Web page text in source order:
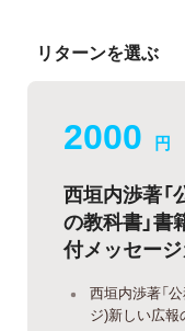
リターンを選ぶ
2000 円
西垣内渉著
の教科書」
付メッセー
西垣内渉著「
ジ)新しい広報